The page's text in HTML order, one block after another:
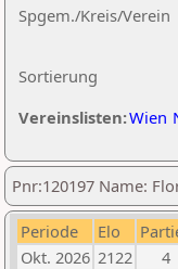
Sortierung
Spgem./Kreis/Verein
Vereinslisten:Wien
Pnr:120197 Name:
Periode Elo
Okt. 2026 2122 4